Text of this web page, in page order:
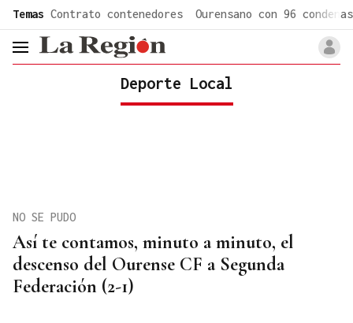
Temas Contrato contenedores Ourensano con 96 condenas
header.menu.open
Deporte Local
Así te contamos, minuto a minuto, el
descenso del Ourense CF a Segunda
Federación (2-1)
NO SE PUDO